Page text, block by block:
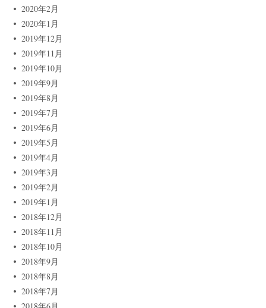
2020年2月
2020年1月
2019年12月
2019年11月
2019年10月
2019年9月
2019年8月
2019年7月
2019年6月
2019年5月
2019年4月
2019年3月
2019年2月
2019年1月
2018年12月
2018年11月
2018年10月
2018年9月
2018年8月
2018年7月